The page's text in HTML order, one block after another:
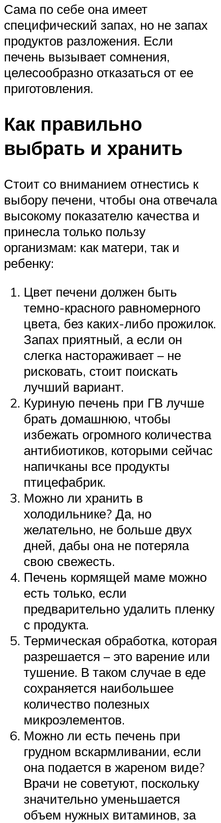
Сама по себе она имеет
специфический запах, но не запах
продуктов разложения. Если
печень вызывает сомнения,
целесообразно отказаться от ее
приготовления.
Как правильно
выбрать и хранить
Стоит со вниманием отнестись к
выбору печени, чтобы она отвечала
высокому показателю качества и
принесла только пользу
организмам: как матери, так и
ребенку:
Цвет печени должен быть
темно-красного равномерного
цвета, без каких-либо прожилок.
Запах приятный, а если он
слегка настораживает – не
рисковать, стоит поискать
лучший вариант.
Куриную печень при ГВ лучше
брать домашнюю, чтобы
избежать огромного количества
антибиотиков, которыми сейчас
напичканы все продукты
птицефабрик.
Можно ли хранить в
холодильнике? Да, но
желательно, не больше двух
дней, дабы она не потеряла
свою свежесть.
Печень кормящей маме можно
есть только, если
предварительно удалить пленку
с продукта.
Термическая обработка, которая
разрешается – это варение или
тушение. В таком случае в еде
сохраняется наибольшее
количество полезных
микроэлементов.
Можно ли есть печень при
грудном вскармливании, если
она подается в жареном виде?
Врачи не советуют, поскольку
значительно уменьшается
объем нужных витаминов, за